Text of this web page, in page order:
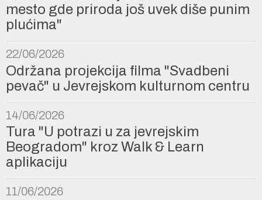
mesto gde priroda još uvek diše punim
plućima"
22/06/2026
Održana projekcija filma "Svadbeni
pevač" u Jevrejskom kulturnom centru
14/06/2026
Tura "U potrazi u za jevrejskim
Beogradom" kroz Walk & Learn
aplikaciju
11/06/2026